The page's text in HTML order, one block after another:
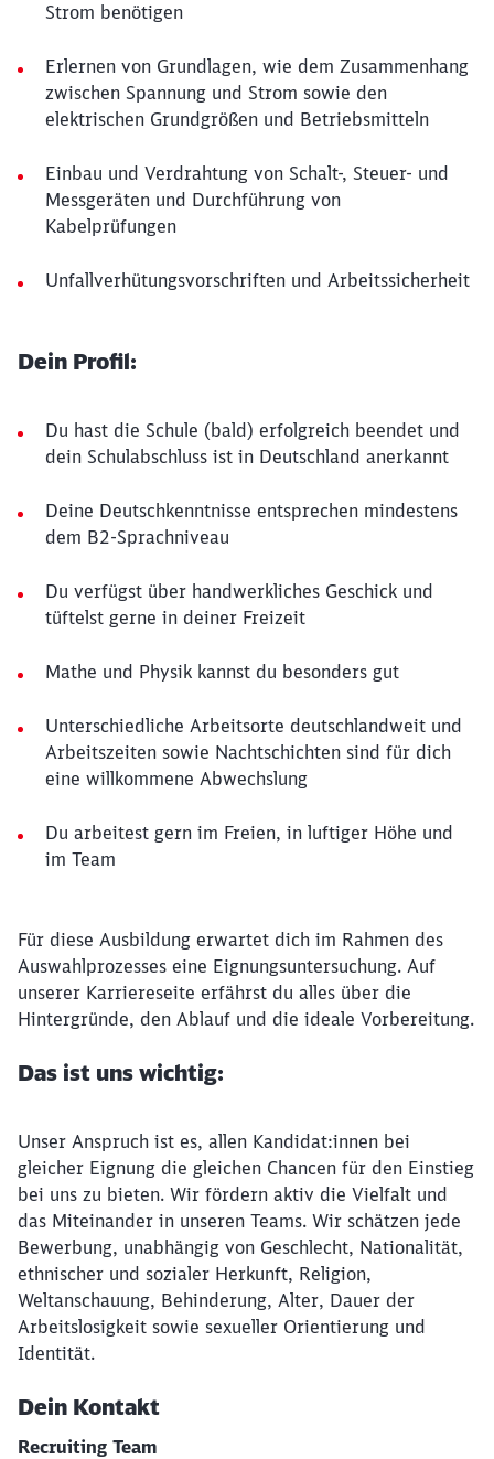
Strom benötigen
Erlernen von Grundlagen, wie dem Zusammenhang
zwischen Spannung und Strom sowie den
elektrischen Grundgrößen und Betriebsmitteln
Einbau und Verdrahtung von Schalt-, Steuer- und
Messgeräten und Durchführung von
Kabelprüfungen
Unfallverhütungsvorschriften und Arbeitssicherheit
Dein Profil:
Du hast die Schule (bald) erfolgreich beendet und
dein Schulabschluss ist in Deutschland anerkannt
Deine Deutschkenntnisse entsprechen mindestens
dem B2-Sprachniveau
Du verfügst über handwerkliches Geschick und
tüftelst gerne in deiner Freizeit
Mathe und Physik kannst du besonders gut
Unterschiedliche Arbeitsorte deutschlandweit und
Arbeitszeiten sowie Nachtschichten sind für dich
eine willkommene Abwechslung
Du arbeitest gern im Freien, in luftiger Höhe und
im Team
Für diese Ausbildung erwartet dich im Rahmen des
Auswahlprozesses eine Eignungsuntersuchung. Auf
unserer Karriereseite erfährst du alles über die
Hintergründe, den Ablauf und die ideale Vorbereitung.
Das ist uns wichtig:
Unser Anspruch ist es, allen Kandidat:innen bei
gleicher Eignung die gleichen Chancen für den Einstieg
bei uns zu bieten. Wir fördern aktiv die Vielfalt und
das Miteinander in unseren Teams. Wir schätzen jede
Bewerbung, unabhängig von Geschlecht, Nationalität,
ethnischer und sozialer Herkunft, Religion,
Weltanschauung, Behinderung, Alter, Dauer der
Arbeitslosigkeit sowie sexueller Orientierung und
Identität.
Dein Kontakt
Recruiting Team